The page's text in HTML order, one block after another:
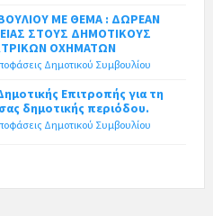
ΜΕ ΘΕΜΑ : ΔΩΡΕΑΝ
ΣΤΟΥΣ ΔΗΜΟΤΙΚΟΥΣ
ΟΧΗΜΑΤΩΝ
Δημοτικού Συμβουλίου
Επιτροπής για τη
δημοτικής περιόδου.
Δημοτικού Συμβουλίου